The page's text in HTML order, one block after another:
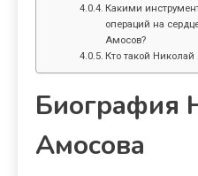
Какими
операций на
Амосов?
Кто такой
Биография
Амосова